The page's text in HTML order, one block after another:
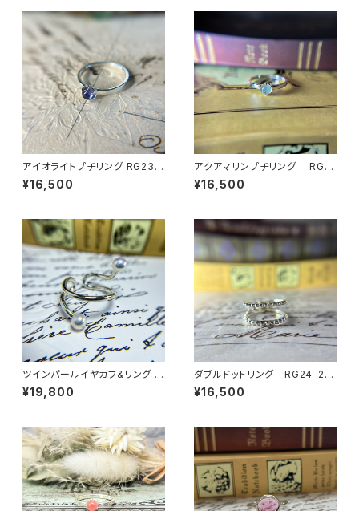
アイオライトプチリング RG23-
224
¥16,500
アクアマリンプチリング RG2
3-235
¥16,500
ツインパールイヤカフ&リング E
A24-021
¥19,800
ダブルドットリング RG24-24
3
¥16,500